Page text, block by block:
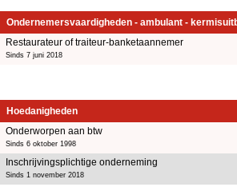
Ondernemersvaardigheden - ambulant -
Restaurateur of traiteur-banketaannemer
Sinds 7 juni 2018
Hoedanigheden
Onderworpen aan btw
Sinds 6 oktober 1998
Inschrijvingsplichtige onderneming
Sinds 1 november 2018